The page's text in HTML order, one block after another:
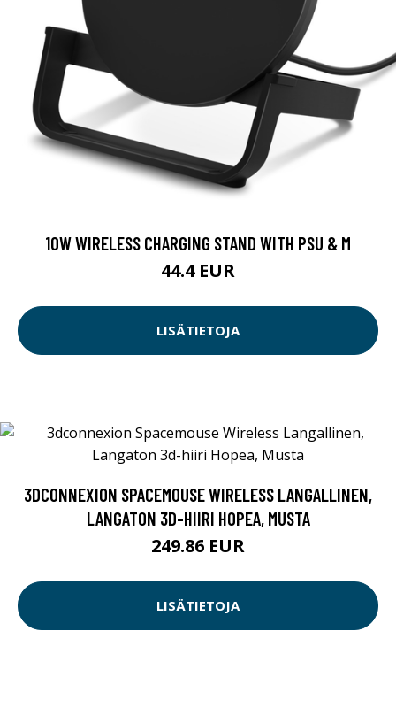
10W WIRELESS CHARGING STAND WITH PSU & M
44.4 EUR
LISÄTIETOJA
3DCONNEXION SPACEMOUSE WIRELESS LANGALLINEN,
LANGATON 3D-HIIRI HOPEA, MUSTA
249.86 EUR
LISÄTIETOJA